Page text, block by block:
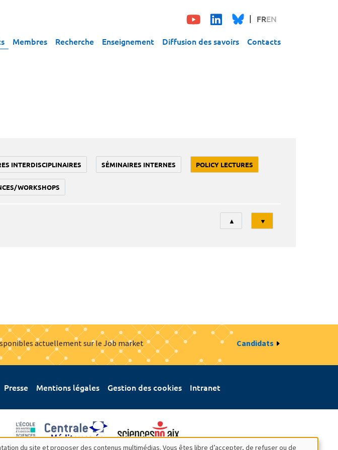
FREN
Membres Recherche Enseignement Diffusion des savoirs Contacts
INTERDISCIPLINAIRES SÉMINAIRES INTERNES POLICY LECTURES
WORKSHOPS
Tri
▲ ▼
actuellement sur le Job market Candidats
Presse Mentions légales Gestion des cookies Intranet
du site et proposer des contenus multimédias. Vous êtes libre d’accepter, de refuser ou de